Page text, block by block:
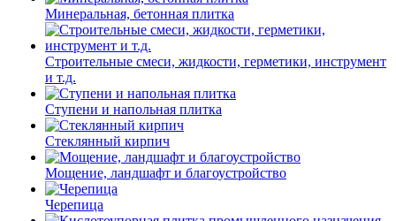
Минеральная, бетонная плитка
Строительные смеси, жидкости, герметики, инструмент
и т.д.
Ступени и напольная плитка
Cтеклянный кирпич
Мощение, ландшафт и благоустройство
Черепица